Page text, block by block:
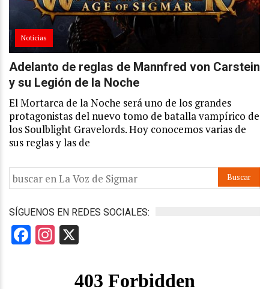
Noticias
Adelanto de reglas de Mannfred von Carstein
y su Legión de la Noche
El Mortarca de la Noche será uno de los grandes
protagonistas del nuevo tomo de batalla vampírico de
los Soulblight Gravelords. Hoy conocemos varias de
sus reglas y las de
SÍGUENOS EN REDES SOCIALES:
Facebook
Instagram